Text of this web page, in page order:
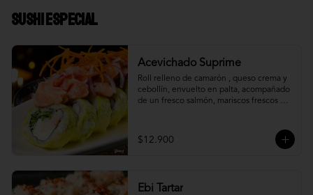
Sushi Especial
Acevichado Suprime
Roll relleno de camarón , queso crema y
cebollín, envuelto en palta, acompañado
de un fresco salmón, mariscos frescos en
$12.900
Ebi Tartar